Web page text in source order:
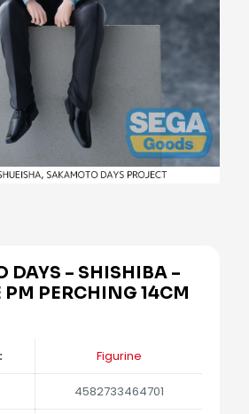
DAYS – SHISHIBA –
PM PERCHING 14CM
Figurine
4582733464701